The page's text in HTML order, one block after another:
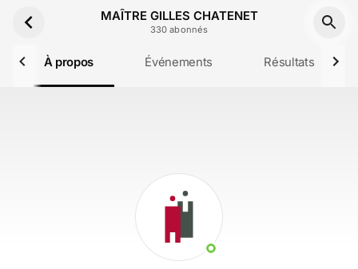
Aller au contenu principal
MAÎTRE GILLES CHATENET
330 abonnés
À propos Événements Résultats